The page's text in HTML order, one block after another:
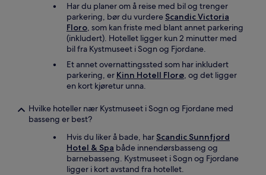
Har du planer om å reise med bil og trenger
parkering, bør du vurdere Scandic Victoria
Floro, som kan friste med blant annet parkering
(inkludert). Hotellet ligger kun 2 minutter med
bil fra Kystmuseet i Sogn og Fjordane.
Et annet overnattingssted som har inkludert
parkering, er Kinn Hotell Florø, og det ligger
en kort kjøretur unna.
Hvilke hoteller nær Kystmuseet i Sogn og Fjordane med
basseng er best?
Hvis du liker å bade, har Scandic Sunnfjord
Hotel & Spa både innendørsbasseng og
barnebasseng. Kystmuseet i Sogn og Fjordane
ligger i kort avstand fra hotellet.